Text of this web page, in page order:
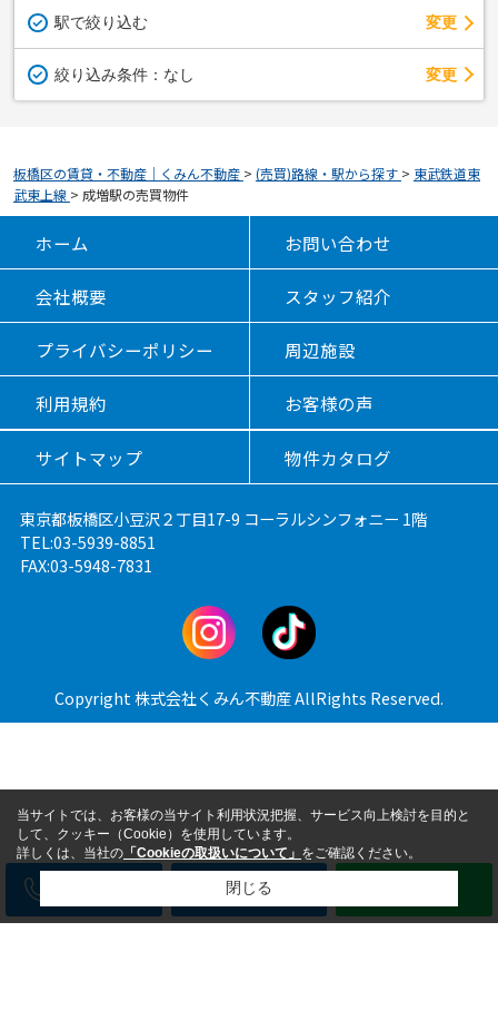
駅で絞り込む 変更
絞り込み条件： なし 変更
板橋区の賃貸・不動産｜くみん不動産 > (売買)路線・駅から探す > 東武鉄道東
武東上線 > 成増駅の売買物件
ホーム お問い合わせ
会社概要 スタッフ紹介
プライバシーポリシー 周辺施設
利用規約 お客様の声
サイトマップ 物件カタログ
東京都板橋区小豆沢２丁目17-9 コーラルシンフォニー 1階
TEL:03-5939-8851
FAX:03-5948-7831
Copyright 株式会社くみん不動産 AllRights Reserved.
メール
当サイトでは、お客様の当サイト利用状況把握、サービス向上検討を目的と
して、クッキー（Cookie）を使用しています。
詳しくは、当社の 「Cookieの取扱いについて」 をご確認ください。
閉じる